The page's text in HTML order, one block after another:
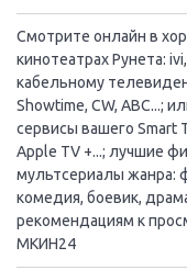
Смотрите онлайн в
кинотеатрах Рунета:
кабельному
Showtime, CW, ABC...;
сервисы вашего Smart
Apple TV +...; лучшие
мультсериалы жанра:
комедия, боевик,
рекомендациям к
МКИН24